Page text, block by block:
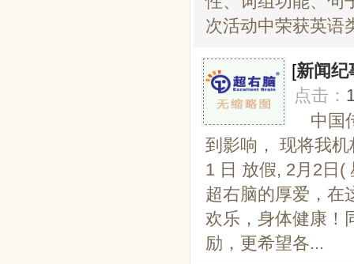
次活动中荣获英语
[新闻纪
点击：
中国
到影响， 现将我
1 日 放假, 2月2日(
超右脑的厚爱，在
欢乐，身体健康！
励，更希望各...